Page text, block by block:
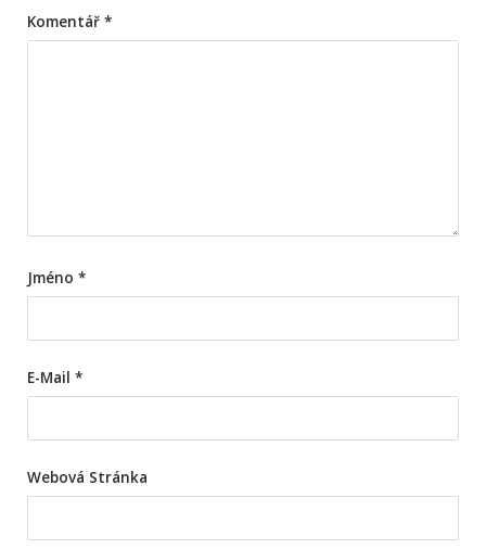
Komentář *
Jméno *
E-Mail *
Webová Stránka